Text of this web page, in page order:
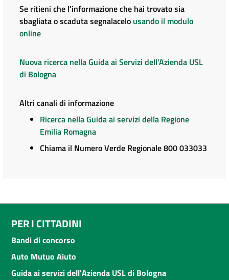
Se ritieni che l'informazione che hai trovato sia
sbagliata o scaduta segnalacelo usando il modulo
online
Nuova ricerca nella Guida ai Servizi dell'Azienda USL
di Bologna
Altri canali di informazione
Ricerca nella Guida ai servizi della Regione
Emilia Romagna
Chiama il Numero Verde Regionale 800 033033
PER I CITTADINI
Bandi di concorso
Auto Mutuo Aiuto
Guida ai servizi dell'Azienda USL di Bologna